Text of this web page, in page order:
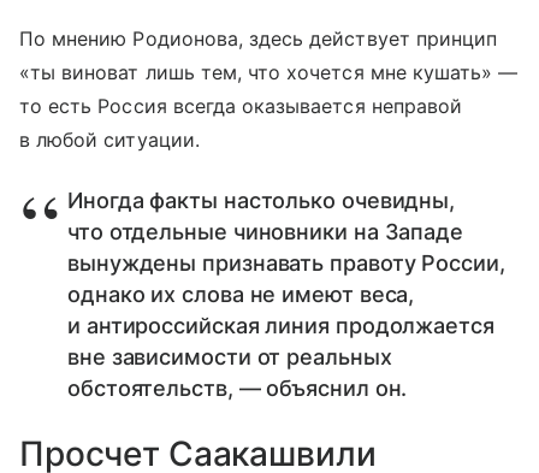
По мнению Родионова, здесь действует принцип
«ты виноват лишь тем, что хочется мне кушать» —
то есть Россия всегда оказывается неправой
в любой ситуации.
Иногда факты настолько очевидны,
что отдельные чиновники на Западе
вынуждены признавать правоту России,
однако их слова не имеют веса,
и антироссийская линия продолжается
вне зависимости от реальных
обстоятельств, — объяснил он.
Просчет Саакашвили